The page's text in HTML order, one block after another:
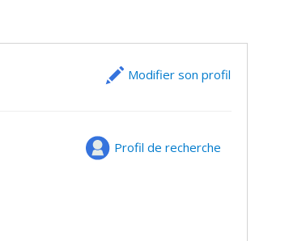
Modifier son profil
Profil de recherche